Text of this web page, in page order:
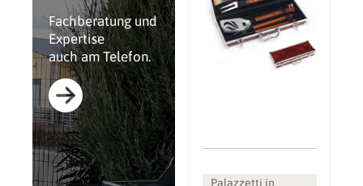
Fachberatung und
Expertise
auch am Telefon.
Palazzetti in